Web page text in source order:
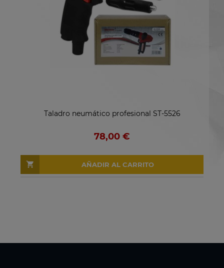
Taladro neumático profesional ST-5526
78,00 €
AÑADIR AL CARRITO